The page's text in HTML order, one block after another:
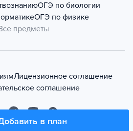
в план
ОГЭ по биологии
ОГЭ по физике
предметы
Лицензионное соглашение
соглашение